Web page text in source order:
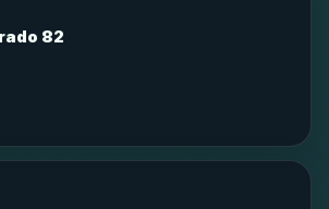
82